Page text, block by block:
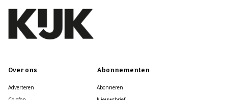
Over ons
Adverteren
Abonnementen
Abonneren